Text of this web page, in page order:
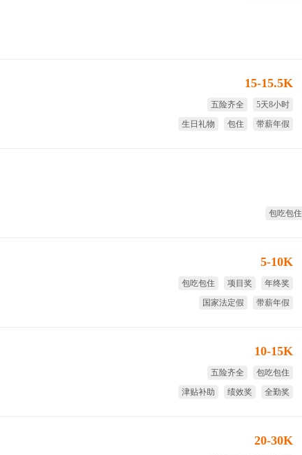
15-15.5K
五险齐全
5天8小时
生日礼物
包住 带薪年假
包吃包住
5-10K
包吃包住 项目奖
年终奖
国家法定假
带薪年假
10-15K
五险齐全
包吃包住
津贴补助
绩效奖
全勤奖
20-30K